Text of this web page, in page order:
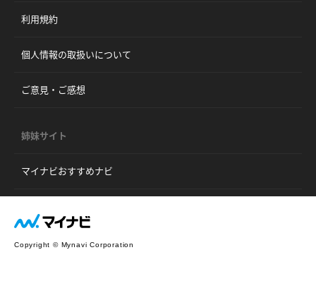
利用規約
個人情報の取扱いについて
ご意見・ご感想
姉妹サイト
マイナビおすすめナビ
Copyright © Mynavi Corporation